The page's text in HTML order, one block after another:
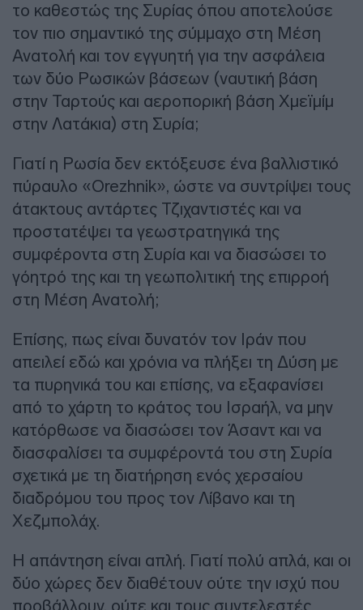
το καθεστώς της Συρίας όπου αποτελούσε
τον πιο σημαντικό της σύμμαχο στη Μέση
Ανατολή και τον εγγυητή για την ασφάλεια
των δύο Ρωσικών βάσεων (ναυτική βάση
στην Ταρτούς και αεροπορική βάση Χμεϊμίμ
στην Λατάκια) στη Συρία;
Γιατί η Ρωσία δεν εκτόξευσε ένα βαλλιστικό
πύραυλο «Orezhnik», ώστε να συντρίψει τους
άτακτους αντάρτες Τζιχαντιστές και να
προστατέψει τα γεωστρατηγικά της
συμφέροντα στη Συρία και να διασώσει το
γόητρό της και τη γεωπολιτική της επιρροή
στη Μέση Ανατολή;
Επίσης, πως είναι δυνατόν τον Ιράν που
απειλεί εδώ και χρόνια να πλήξει τη Δύση με
τα πυρηνικά του και επίσης, να εξαφανίσει
από το χάρτη το κράτος του Ισραήλ, να μην
κατόρθωσε να διασώσει τον Άσαντ και να
διασφαλίσει τα συμφέροντά του στη Συρία
σχετικά με τη διατήρηση ενός χερσαίου
διαδρόμου του προς τον Λίβανο και τη
Χεζμπολάχ.
Η απάντηση είναι απλή. Γιατί πολύ απλά, και οι
δύο χώρες δεν διαθέτουν ούτε την ισχύ που
προβάλλουν, ούτε και τους συντελεστές